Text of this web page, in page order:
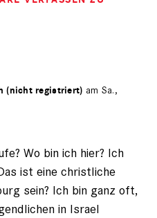
(nicht registriert) am Sa.,
Wo bin ich hier? Ich
ist eine christliche
sein? Ich bin ganz oft,
in Israel